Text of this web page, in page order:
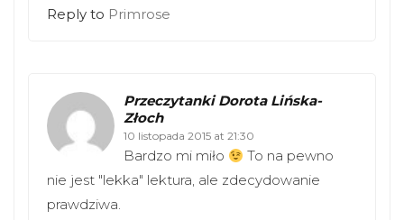
Reply to Primrose
Przeczytanki Dorota Lińska-
Złoch
10 listopada 2015 at 21:30
Bardzo mi miło
To na pewno
nie jest "lekka" lektura, ale zdecydowanie
prawdziwa.